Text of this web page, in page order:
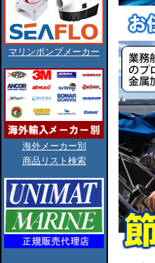
マリンポンプメーカー
海外メーカー別
商品リスト検索